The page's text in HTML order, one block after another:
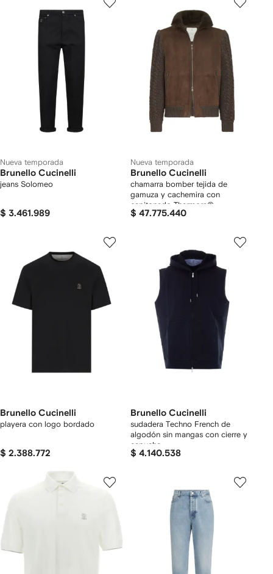
Nueva temporada
Brunello Cucinelli
jeans Solomeo
$ 3.461.989
Nueva temporada
Brunello Cucinelli
chamarra bomber tejida de
gamuza y cachemira con
capitonado Thermore®
$ 47.775.440
Brunello Cucinelli
playera con logo bordado
$ 2.388.772
Brunello Cucinelli
sudadera Techno French de
algodón sin mangas con cierre y
capucha
$ 4.140.538